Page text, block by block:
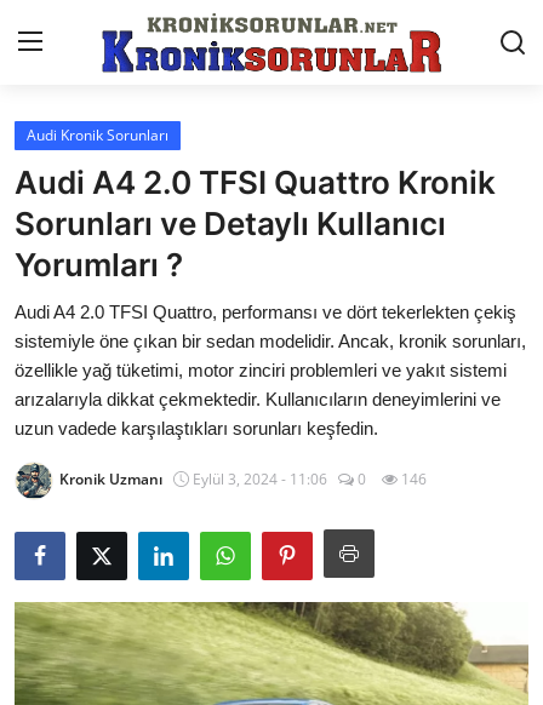
Anasayfa
Markalar
İletişim
Trafik & Cezalar
Sigorta & Kasko
Vergi & ÖTV & MTV
Muayene & Ruhsat
Sorgulamalar
İkinci El & Alım-Satım
Bakım & Arıza Çözümleri
Elektrikli & Hibrit
Audi Kronik Sorunları
Audi A4 2.0 TFSI Quattro Kronik
Sorunları ve Detaylı Kullanıcı
Yorumları ?
Audi A4 2.0 TFSI Quattro, performansı ve dört tekerlekten çekiş
sistemiyle öne çıkan bir sedan modelidir. Ancak, kronik sorunları,
özellikle yağ tüketimi, motor zinciri problemleri ve yakıt sistemi
arızalarıyla dikkat çekmektedir. Kullanıcıların deneyimlerini ve
uzun vadede karşılaştıkları sorunları keşfedin.
Kronik Uzmanı Eylül 3, 2024 - 11:06 0 146